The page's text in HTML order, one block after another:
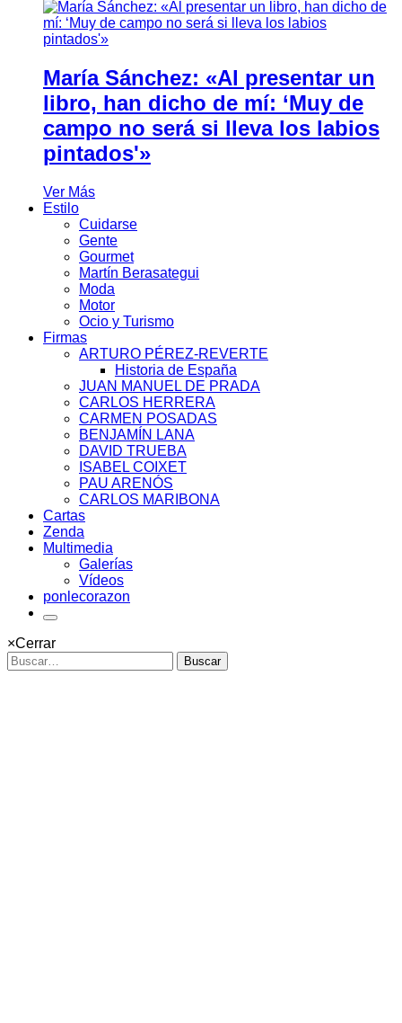
María Sánchez: «Al presentar un
libro, han dicho de mí: ‘Muy de
campo no será si lleva los labios
pintados'»
Ver Más
Estilo
Cuidarse
Gente
Gourmet
Martín Berasategui
Moda
Motor
Ocio y Turismo
Firmas
ARTURO PÉREZ-REVERTE
Historia de España
JUAN MANUEL DE PRADA
CARLOS HERRERA
CARMEN POSADAS
BENJAMÍN LANA
DAVID TRUEBA
ISABEL COIXET
PAU ARENÓS
CARLOS MARIBONA
Cartas
Zenda
Multimedia
Galerías
Vídeos
ponlecorazon
×Cerrar
Buscar